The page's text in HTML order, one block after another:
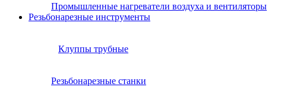
Промышленные нагреватели воздуха и вентиляторы
Резьбонарезные инструменты
Клуппы трубные
Резьбонарезные станки